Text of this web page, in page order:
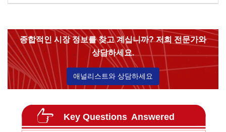
종합적인 시장 정보를 찾고 계십니까? 저희 전문가와
상담하세요.
애널리스트와 상담하세요